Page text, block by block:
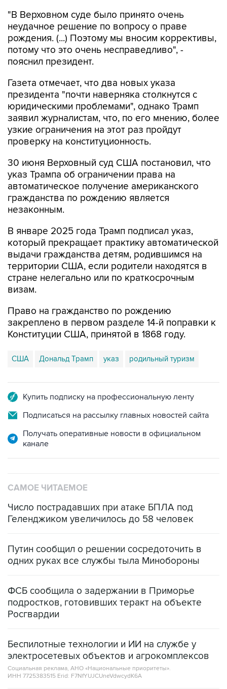
"В Верховном суде было принято очень
неудачное решение по вопросу о праве
рождения. (...) Поэтому мы вносим коррективы,
потому что это очень несправедливо", -
пояснил президент.
Газета отмечает, что два новых указа
президента "почти наверняка столкнутся с
юридическими проблемами", однако Трамп
заявил журналистам, что, по его мнению, более
узкие ограничения на этот раз пройдут
проверку на конституционность.
30 июня Верховный суд США постановил, что
указ Трампа об ограничении права на
автоматическое получение американского
гражданства по рождению является
незаконным.
В январе 2025 года Трамп подписал указ,
который прекращает практику автоматической
выдачи гражданства детям, родившимся на
территории США, если родители находятся в
стране нелегально или по краткосрочным
визам.
Право на гражданство по рождению
закреплено в первом разделе 14-й поправки к
Конституции США, принятой в 1868 году.
США Дональд Трамп указ родильный туризм
Купить подписку на профессиональную ленту
Подписаться на рассылку главных новостей сайта
Получать оперативные новости в официальном
канале
САМОЕ ЧИТАЕМОЕ
Число пострадавших при атаке БПЛА под
Геленджиком увеличилось до 58 человек
Путин сообщил о решении сосредоточить в
одних руках все службы тыла Минобороны
ФСБ сообщила о задержании в Приморье
подростков, готовивших теракт на объекте
Росгвардии
Беспилотные технологии и ИИ на службе у
электросетевых объектов и агрокомплексов
Социальная реклама, АНО «Национальные приоритеты».
ИНН 7725383515 Erid: F7NfYUJCUneVdwcydK6A